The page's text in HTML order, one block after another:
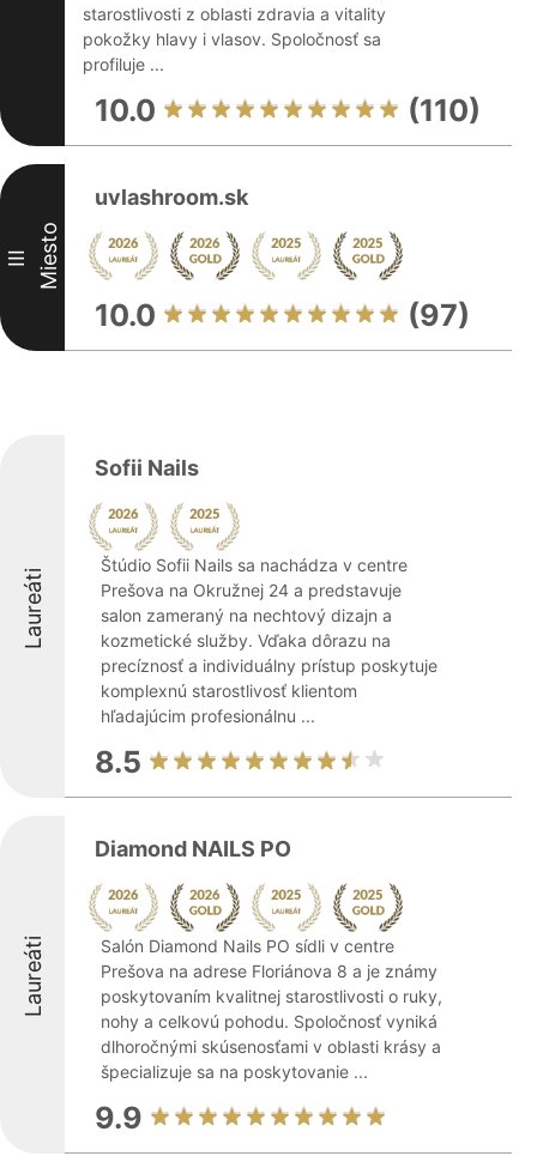
starostlivosti z oblasti zdravia a vitality
pokožky hlavy i vlasov. Spoločnosť sa
profiluje ...
10.0 (110)
III Miesto
uvlashroom.sk
10.0 (97)
Laureáti
Sofii Nails
Štúdio Sofii Nails sa nachádza v centre
Prešova na Okružnej 24 a predstavuje
salon zameraný na nechtový dizajn a
kozmetické služby. Vďaka dôrazu na
precíznosť a individuálny prístup poskytuje
komplexnú starostlivosť klientom
hľadajúcim profesionálnu ...
8.5
Laureáti
Diamond NAILS PO
Salón Diamond Nails PO sídli v centre
Prešova na adrese Floriánova 8 a je známy
poskytovaním kvalitnej starostlivosti o ruky,
nohy a celkovú pohodu. Spoločnosť vyniká
dlhoročnými skúsenosťami v oblasti krásy a
špecializuje sa na poskytovanie ...
9.9